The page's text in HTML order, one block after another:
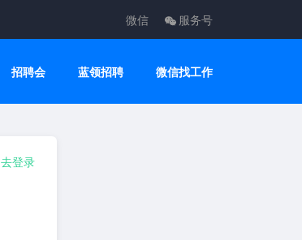
微信 服务号
招聘会 蓝领招聘 微信找工作
去登录